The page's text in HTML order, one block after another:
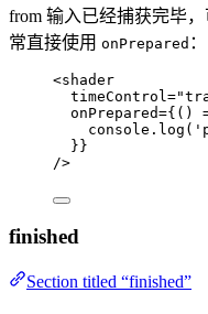
from 输入已经捕获完毕
常直接使用 onPrepared ：
<shader
timeControl ="
onPrepared={ ()
console . log ( '
} }
/>
finished
Section titled “finished”